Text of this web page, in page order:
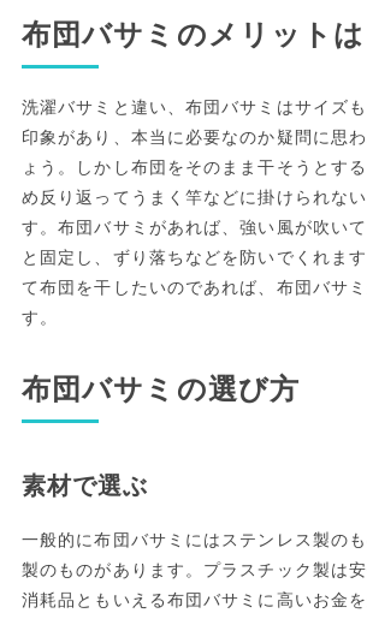
布団バサミのメリットは
洗濯バサミと違い、布団バサミはサイズ
印象があり、本当に必要なのか疑問に思
ょう。しかし布団をそのまま干そうとす
め反り返ってうまく竿などに掛けられな
す。布団バサミがあれば、強い風が吹い
と固定し、ずり落ちなどを防いでくれま
て布団を干したいのであれば、布団バサ
す。
布団バサミの選び方
素材で選ぶ
一般的に布団バサミにはステンレス製の
製のものがあります。プラスチック製は安
消耗品ともいえる布団バサミに高いお金